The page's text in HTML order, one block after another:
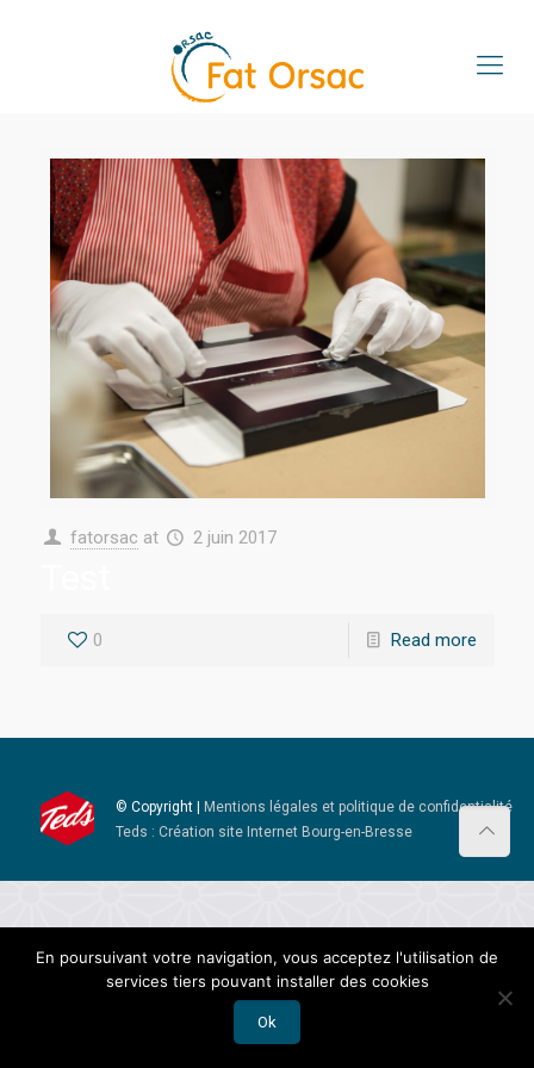
fatorsac at 2 juin 2017
0 Read more
© Copyright |
Mentions légales et politique de confidentialité
Teds : Création site Internet Bourg-en-Bresse
En poursuivant votre navigation, vous acceptez l'utilisation de
services tiers pouvant installer des cookies
Ok